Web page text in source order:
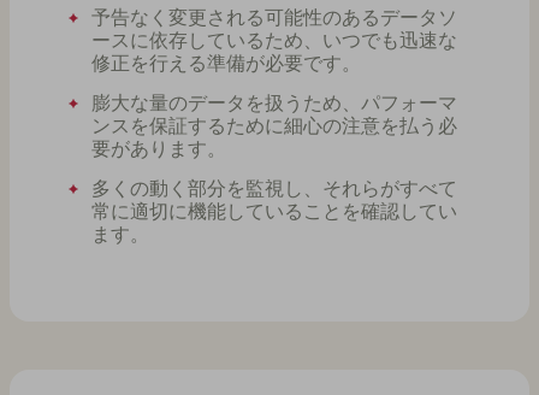
予告なく変更される可能性のあるデータソ
ースに依存しているため、いつでも迅速な
修正を行える準備が必要です。
膨大な量のデータを扱うため、パフォーマ
ンスを保証するために細心の注意を払う必
要があります。
多くの動く部分を監視し、それらがすべて
常に適切に機能していることを確認してい
ます。